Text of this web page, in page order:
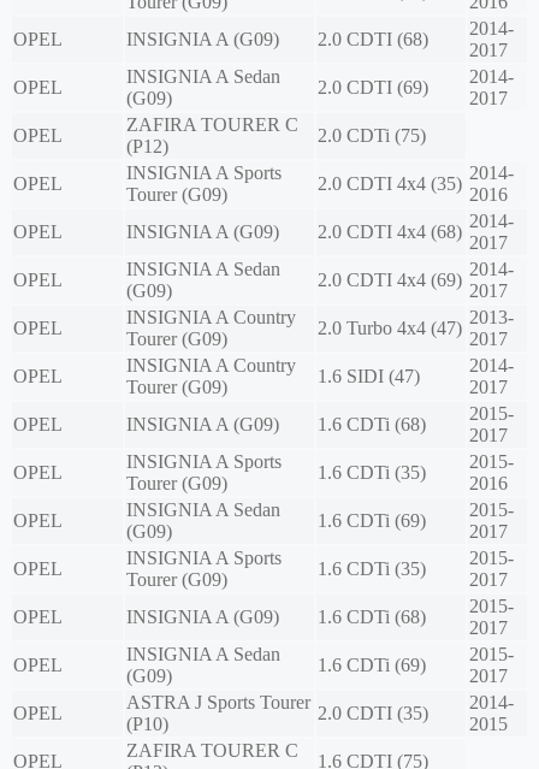
OPEL
INSIGNIA A (G09) 2.0 CDTI (68)
2014-
2017
OPEL
INSIGNIA A Sedan
(G09)
2.0 CDTI (69)
2014-
2017
OPEL
ZAFIRA TOURER C
(P12)
2.0 CDTi (75)
OPEL
INSIGNIA A Sports
Tourer (G09)
2.0 CDTI 4x4 (35)
2014-
2016
OPEL
INSIGNIA A (G09) 2.0 CDTI 4x4 (68)
2014-
2017
OPEL
INSIGNIA A Sedan
(G09)
2.0 CDTI 4x4 (69)
2014-
2017
OPEL
INSIGNIA A Country
Tourer (G09)
2.0 Turbo 4x4 (47)
2013-
2017
OPEL
INSIGNIA A Country
Tourer (G09)
1.6 SIDI (47)
2014-
2017
OPEL
INSIGNIA A (G09) 1.6 CDTi (68)
2015-
2017
OPEL
INSIGNIA A Sports
Tourer (G09)
1.6 CDTi (35)
2015-
2016
OPEL
INSIGNIA A Sedan
(G09)
1.6 CDTi (69)
2015-
2017
OPEL
INSIGNIA A Sports
Tourer (G09)
1.6 CDTi (35)
2015-
2017
OPEL
INSIGNIA A (G09) 1.6 CDTi (68)
2015-
2017
OPEL
INSIGNIA A Sedan
(G09)
1.6 CDTi (69)
2015-
2017
OPEL
ASTRA J Sports Tourer
(P10)
2.0 CDTI (35)
2014-
2015
OPEL
ZAFIRA TOURER C
1.6 CDTI (75)